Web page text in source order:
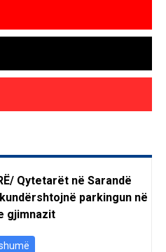
Qytetarët në Sarandë
parkingun në
gjimnazit